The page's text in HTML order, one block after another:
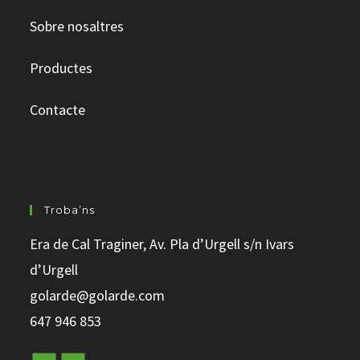
Sobre nosaltres
Productes
Contacte
Troba’ns
Era de Cal Traginer, Av. Pla d’Urgell s/n Ivars
d’Urgell
golarde@golarde.com
647 946 853